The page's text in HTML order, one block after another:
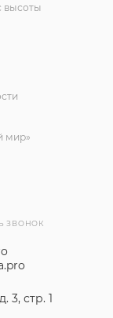
высоты
ЗВОНОК
3, стр. 1
мир»